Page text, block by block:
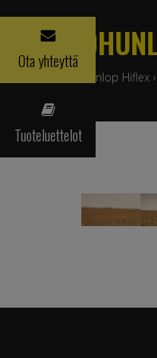
Ota yhteyttä
Tuoteluettelot
Dunlop Hiflex ›